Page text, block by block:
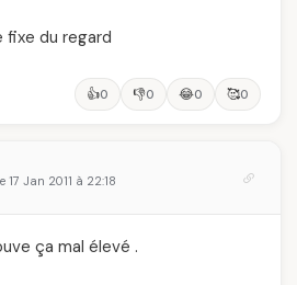
du regard
👍0 👎0 😂0 🥰0
17 Jan 2011 à 22:18
ça mal élevé .